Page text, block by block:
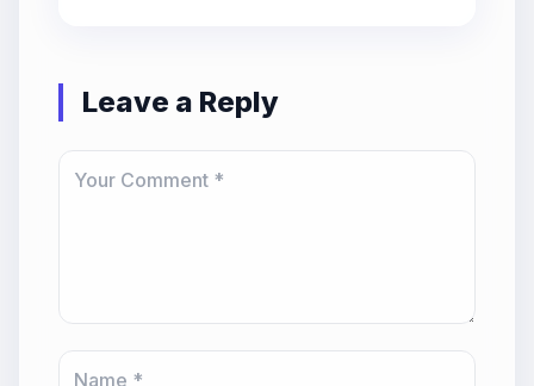
Leave a Reply